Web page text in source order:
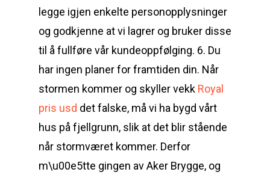
legge igjen enkelte personopplysninger
og godkjenne at vi lagrer og bruker disse
til å fullføre vår kundeoppfølging. 6. Du
har ingen planer for framtiden din. Når
stormen kommer og skyller vekk Royal
pris usd det falske, må vi ha bygd vårt
hus på fjellgrunn, slik at det blir stående
når stormværet kommer. Derfor
m\u00e5tte gingen av Aker Brygge, og